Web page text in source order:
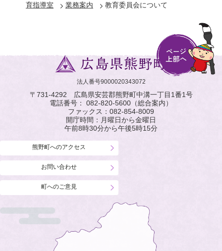
育指導室
業務案内 教育委員会について
法人番号9000020343072
〒731-4292 広島県安芸郡熊野町中溝一丁目1番1号
電話番号： 082-820-5600 （総合案内）
ファックス： 082-854-8009
開庁時間：月曜日から金曜日
午前8時30分から午後5時15分
熊野町へのアクセス
お問い合わせ
町へのご意見